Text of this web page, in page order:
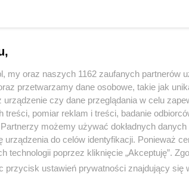
Dzieci zapoznają się z przyrodą za
Soski
my oraz naszych 1162 zaufanych partnerów
przetwarzamy dane osobowe, takie jak
urządzenie czy dane przeglądania w celu
treści, pomiar reklam i treści, badanie
możemy używać dokładnych
do celów identyfikacji. Ponieważ
technologii poprzez kliknięcie „Akceptuję”.
przycisk ustawień prywatności znajdujący się